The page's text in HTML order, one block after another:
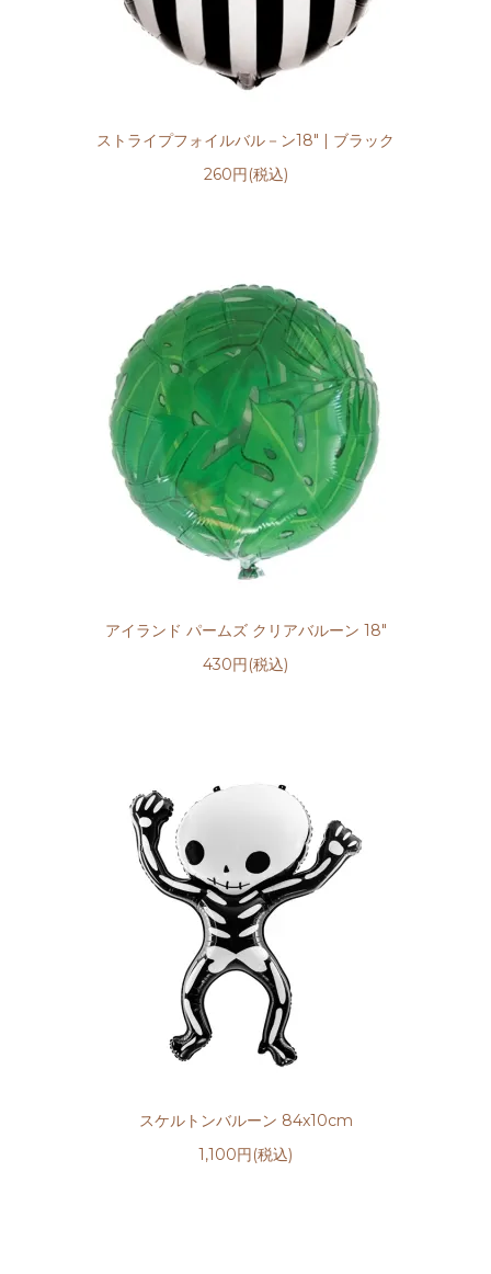
ストライプフォイルバル－ン18" | ブラック
260円(税込)
アイランド パームズ クリアバルーン 18"
430円(税込)
スケルトンバルーン 84x10cm
1,100円(税込)